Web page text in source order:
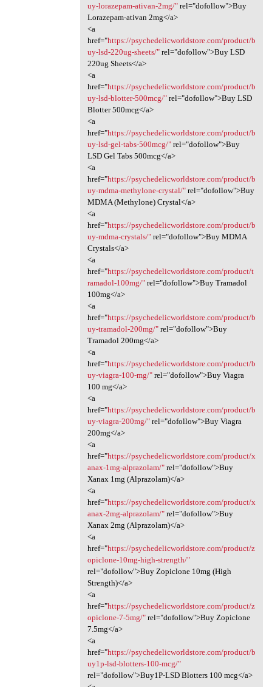
uy-lorazepam-ativan-2mg/"rel="dofollow">Buy
Lorazepam-ativan 2mg</a>
<a
href="https://psychedelicworldstore.com/product/b
uy-lsd-220ug-sheets/"rel="dofollow">Buy LSD
220ug Sheets</a>
<a
href="https://psychedelicworldstore.com/product/b
uy-lsd-blotter-500mcg/"rel="dofollow">Buy LSD
Blotter 500mcg</a>
<a
href="https://psychedelicworldstore.com/product/b
uy-lsd-gel-tabs-500mcg/"rel="dofollow">Buy
LSD Gel Tabs 500mcg</a>
<a
href="https://psychedelicworldstore.com/product/b
uy-mdma-methylone-crystal/"rel="dofollow">Buy
MDMA (Methylone) Crystal</a>
<a
href="https://psychedelicworldstore.com/product/b
uy-mdma-crystals/"rel="dofollow">Buy MDMA
Crystals</a>
<a
href="https://psychedelicworldstore.com/product/t
ramadol-100mg/"rel="dofollow">Buy Tramadol
100mg</a>
<a
href="https://psychedelicworldstore.com/product/b
uy-tramadol-200mg/"rel="dofollow">Buy
Tramadol 200mg</a>
<a
href="https://psychedelicworldstore.com/product/b
uy-viagra-100-mg/"rel="dofollow">Buy Viagra
100 mg</a>
<a
href="https://psychedelicworldstore.com/product/b
uy-viagra-200mg/"rel="dofollow">Buy Viagra
200mg</a>
<a
href="https://psychedelicworldstore.com/product/x
anax-1mg-alprazolam/"rel="dofollow">Buy
Xanax 1mg (Alprazolam)</a>
<a
href="https://psychedelicworldstore.com/product/x
anax-2mg-alprazolam/"rel="dofollow">Buy
Xanax 2mg (Alprazolam)</a>
<a
href="https://psychedelicworldstore.com/product/z
opiclone-10mg-high-strength/"
rel="dofollow">Buy Zopiclone 10mg (High
Strength)</a>
<a
href="https://psychedelicworldstore.com/product/z
opiclone-7-5mg/"rel="dofollow">Buy Zopiclone
7.5mg</a>
<a
href="https://psychedelicworldstore.com/product/b
uy1p-lsd-blotters-100-mcg/"
rel="dofollow">Buy1P-LSD Blotters 100 mcg</a>